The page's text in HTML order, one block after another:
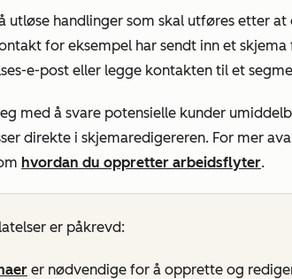
utløse handlinger som skal utføres etter at
for eksempel har sendt inn et
e-post eller legge kontakten til et
med å svare potensielle kunder
direkte i skjemaredigereren. For mer
hvordan du oppretter arbeidsflyter.
er påkrevd:
er nødvendige for å opprette og